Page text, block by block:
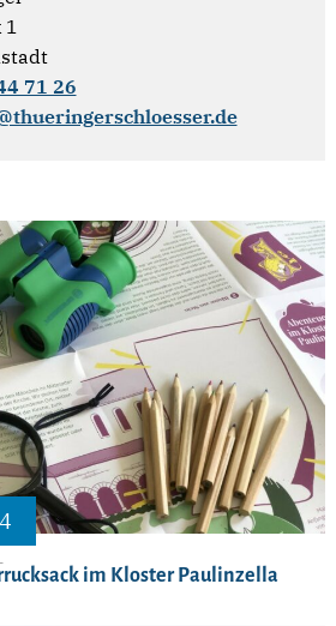
71 26
im Kloster Paulinzella